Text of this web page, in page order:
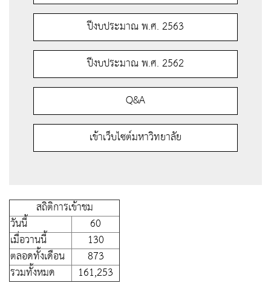
ปีงบประมาณ พ.ศ. 2563
ปีงบประมาณ พ.ศ. 2562
Q&A
เข้าเว็บไซต์มหาวิทยาลัย
สถิติการเข้าชม
วันนี้
60
เมื่อวานนี้
130
ตลอดทั้งเดือน
873
รวมทั้งหมด
161,253